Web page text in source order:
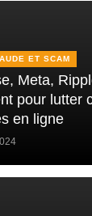
ET SCAM
Meta,
pour lutter
en ligne